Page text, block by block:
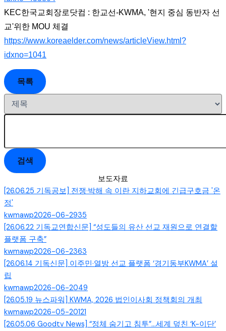
KEC한국교회장로닷컴 : 한교선-KWMA, '현지 중심 동반자 선
교'위한 MOU 체결
https://www.koreaelder.com/news/articleView.html?
idxno=1041
목록
검색
보도자료
[26.06.25 기독공보] 전쟁·박해 속 이란 지하교회에 긴급구호금 '온
정'
kwmawp2026-06-2935
[26.06.22 기독교연합신문] “성도들의 유산 선교 재원으로 연결할
플랫폼 구축”
kwmawp2026-06-2363
[26.06.14 기독신문] 이주민·열방 선교 플랫폼 ‘경기동부KWMA’ 설
립
kwmawp2026-06-2049
[26.05.19 뉴스파워] KWMA, 2026 법인이사회 정책회의 개최
kwmawp2026-05-20121
[26.05.06 Goodtv News] “정체 숨기고 침투”…세계 덮친 ‘K-이단’